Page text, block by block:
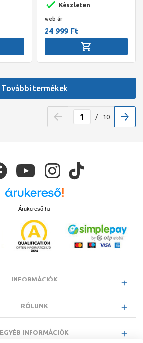
Készleten
web ár
24 999 Ft
További termékek
/ 10
Árukereső.hu
INFORMÁCIÓK
RÓLUNK
EGYÉB INFORMÁCIÓK